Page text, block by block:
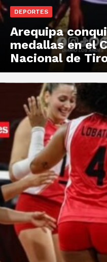
DEPORTES
Arequipa
medallas en el
Nacional de